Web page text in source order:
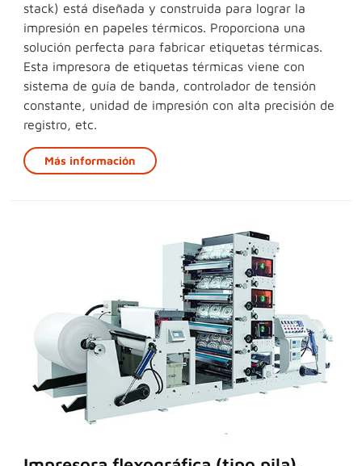
stack) está diseñada y construida para lograr la
impresión en papeles térmicos. Proporciona una
solución perfecta para fabricar etiquetas térmicas.
Esta impresora de etiquetas térmicas viene con
sistema de guía de banda, controlador de tensión
constante, unidad de impresión con alta precisión de
registro, etc.
Más información